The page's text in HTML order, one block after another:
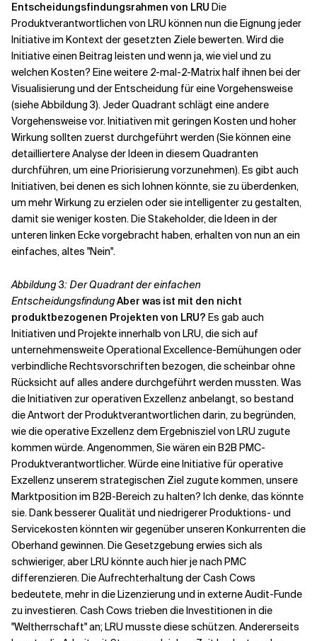
Entscheidungsfindungsrahmen von LRU Die
Produktverantwortlichen von LRU können nun die Eignung jeder
Initiative im Kontext der gesetzten Ziele bewerten. Wird die
Initiative einen Beitrag leisten und wenn ja, wie viel und zu
welchen Kosten? Eine weitere 2-mal-2-Matrix half ihnen bei der
Visualisierung und der Entscheidung für eine Vorgehensweise
(siehe Abbildung 3). Jeder Quadrant schlägt eine andere
Vorgehensweise vor. Initiativen mit geringen Kosten und hoher
Wirkung sollten zuerst durchgeführt werden (Sie können eine
detailliertere Analyse der Ideen in diesem Quadranten
durchführen, um eine Priorisierung vorzunehmen). Es gibt auch
Initiativen, bei denen es sich lohnen könnte, sie zu überdenken,
um mehr Wirkung zu erzielen oder sie intelligenter zu gestalten,
damit sie weniger kosten. Die Stakeholder, die Ideen in der
unteren linken Ecke vorgebracht haben, erhalten von nun an ein
einfaches, altes "Nein".
Abbildung 3: Der Quadrant der einfachen
EntscheidungsfindungAber was ist mit den nicht
produktbezogenen Projekten von LRU? Es gab auch
Initiativen und Projekte innerhalb von LRU, die sich auf
unternehmensweite Operational Excellence-Bemühungen oder
verbindliche Rechtsvorschriften bezogen, die scheinbar ohne
Rücksicht auf alles andere durchgeführt werden mussten. Was
die Initiativen zur operativen Exzellenz anbelangt, so bestand
die Antwort der Produktverantwortlichen darin, zu begründen,
wie die operative Exzellenz dem Ergebnisziel von LRU zugute
kommen würde. Angenommen, Sie wären ein B2B PMC-
Produktverantwortlicher. Würde eine Initiative für operative
Exzellenz unserem strategischen Ziel zugute kommen, unsere
Marktposition im B2B-Bereich zu halten? Ich denke, das könnte
sie. Dank besserer Qualität und niedrigerer Produktions- und
Servicekosten könnten wir gegenüber unseren Konkurrenten die
Oberhand gewinnen. Die Gesetzgebung erwies sich als
schwieriger, aber LRU könnte auch hier je nach PMC
differenzieren. Die Aufrechterhaltung der Cash Cows
bedeutete, mehr in die Lizenzierung und in externe Audit-Funde
zu investieren. Cash Cows trieben die Investitionen in die
"Weltherrschaft" an; LRU musste diese schützen. Andererseits